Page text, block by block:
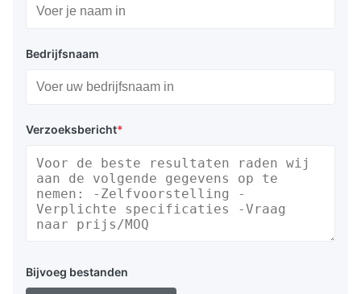
Bedrijfsnaam
Verzoeksbericht*
Bijvoeg bestanden